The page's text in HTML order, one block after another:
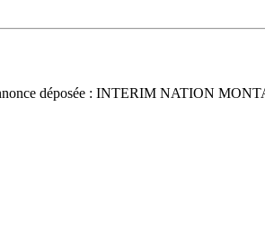
déposée : INTERIM NATION